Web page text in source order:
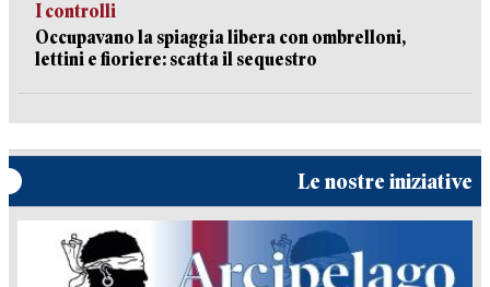
I controlli
Occupavano la spiaggia libera con ombrelloni,
lettini e fioriere: scatta il sequestro
Le nostre iniziative